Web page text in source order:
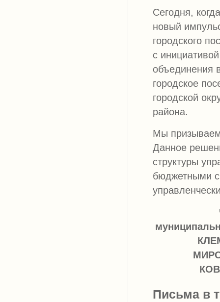
Сегодня,
новый
городского
с
объединения
городское
городской
района.
Мы призываем
Данное
структуры
бюджетными
Письма в